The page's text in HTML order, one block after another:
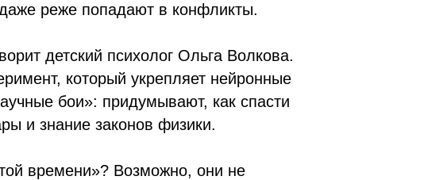
реже попадают в конфликты.
детский психолог Ольга Волкова.
который укрепляет нейронные
бои»: придумывают, как спасти
и знание законов физики.
времени»? Возможно, они не